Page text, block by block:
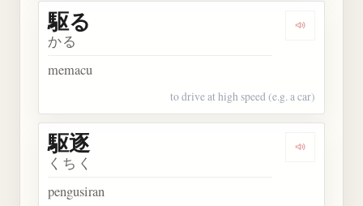
Dengarkan
駆る
かる
memacu
to drive at high speed (e.g. a car)
Dengarkan
駆逐
くちく
pengusiran